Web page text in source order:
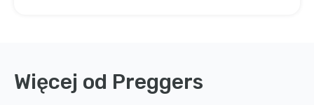
Więcej od Preggers